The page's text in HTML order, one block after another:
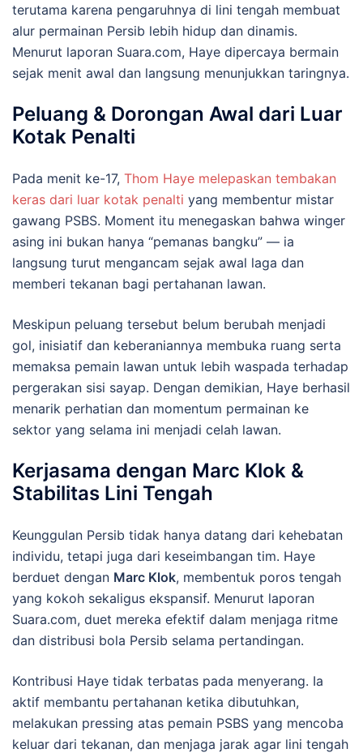
terutama karena pengaruhnya di lini tengah membuat
alur permainan Persib lebih hidup dan dinamis.
Menurut laporan Suara.com, Haye dipercaya bermain
sejak menit awal dan langsung menunjukkan taringnya.
Peluang & Dorongan Awal dari Luar
Kotak Penalti
Pada menit ke-17, Thom Haye melepaskan tembakan
keras dari luar kotak penalti yang membentur mistar
gawang PSBS. Moment itu menegaskan bahwa winger
asing ini bukan hanya “pemanas bangku” — ia
langsung turut mengancam sejak awal laga dan
memberi tekanan bagi pertahanan lawan.
Meskipun peluang tersebut belum berubah menjadi
gol, inisiatif dan keberaniannya membuka ruang serta
memaksa pemain lawan untuk lebih waspada terhadap
pergerakan sisi sayap. Dengan demikian, Haye berhasil
menarik perhatian dan momentum permainan ke
sektor yang selama ini menjadi celah lawan.
Kerjasama dengan Marc Klok &
Stabilitas Lini Tengah
Keunggulan Persib tidak hanya datang dari kehebatan
individu, tetapi juga dari keseimbangan tim. Haye
berduet dengan Marc Klok, membentuk poros tengah
yang kokoh sekaligus ekspansif. Menurut laporan
Suara.com, duet mereka efektif dalam menjaga ritme
dan distribusi bola Persib selama pertandingan.
Kontribusi Haye tidak terbatas pada menyerang. Ia
aktif membantu pertahanan ketika dibutuhkan,
melakukan pressing atas pemain PSBS yang mencoba
keluar dari tekanan, dan menjaga jarak agar lini tengah